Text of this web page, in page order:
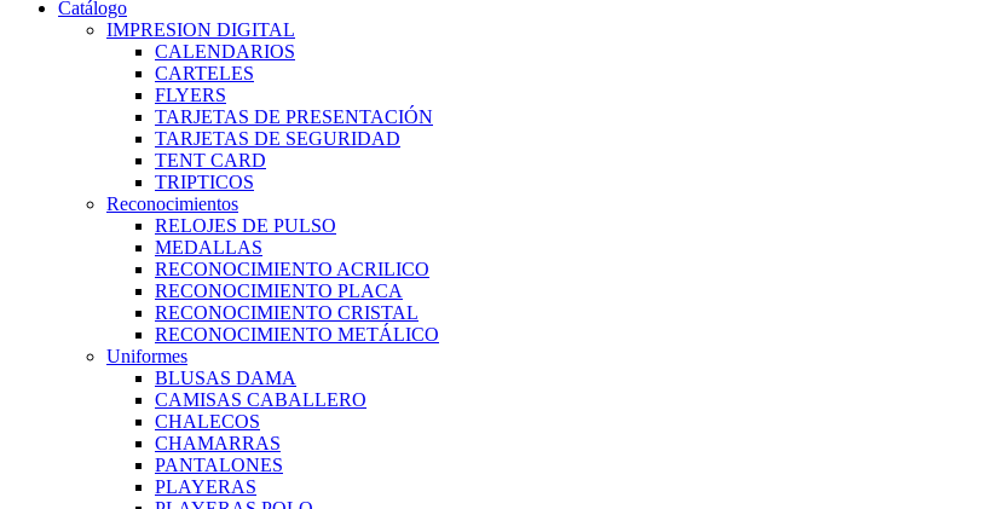
Catálogo
IMPRESION DIGITAL
CALENDARIOS
CARTELES
FLYERS
TARJETAS DE PRESENTACIÓN
TARJETAS DE SEGURIDAD
TENT CARD
TRIPTICOS
Reconocimientos
RELOJES DE PULSO
MEDALLAS
RECONOCIMIENTO ACRILICO
RECONOCIMIENTO PLACA
RECONOCIMIENTO CRISTAL
RECONOCIMIENTO METÁLICO
Uniformes
BLUSAS DAMA
CAMISAS CABALLERO
CHALECOS
CHAMARRAS
PANTALONES
PLAYERAS